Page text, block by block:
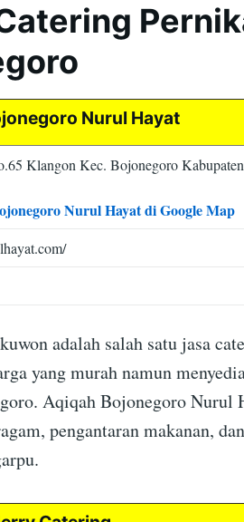
Nurul Hayat
Klangon Kec. Bojonegoro
Nurul Hayat di Google Map
adalah salah satu jasa
yang murah namun
Aqiqah Bojonegoro Nurul
pengantaran makanan,